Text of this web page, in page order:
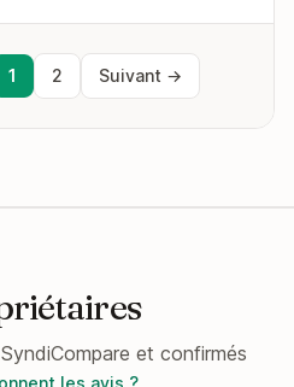
1 2 Suivant →
et confirmés
les avis ?